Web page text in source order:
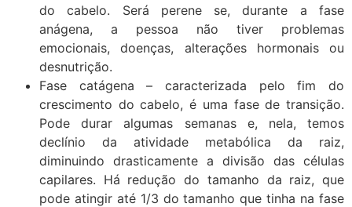
do cabelo. Será perene se, durante a fase
anágena, a pessoa não tiver problemas
emocionais, doenças, alterações hormonais ou
desnutrição.
Fase catágena – caracterizada pelo fim do
crescimento do cabelo, é uma fase de transição.
Pode durar algumas semanas e, nela, temos
declínio da atividade metabólica da raiz,
diminuindo drasticamente a divisão das células
capilares. Há redução do tamanho da raiz, que
pode atingir até 1/3 do tamanho que tinha na fase